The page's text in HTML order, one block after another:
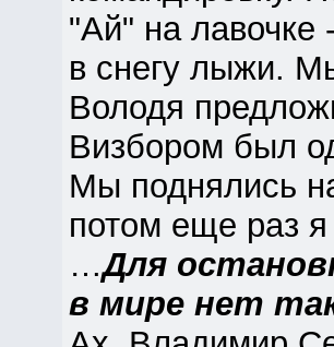
"Ай" на лавочке
в снегу лыжи.
Володя
Визбором был
Мы поднялись
потом еще раз
…Для
в мире нет